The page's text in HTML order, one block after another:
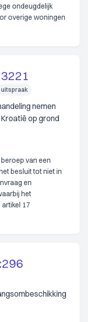
ondeugdelijk
overige woningen
uitspraak
nemen
op grond
van een
besluit tot niet in
en
het
17